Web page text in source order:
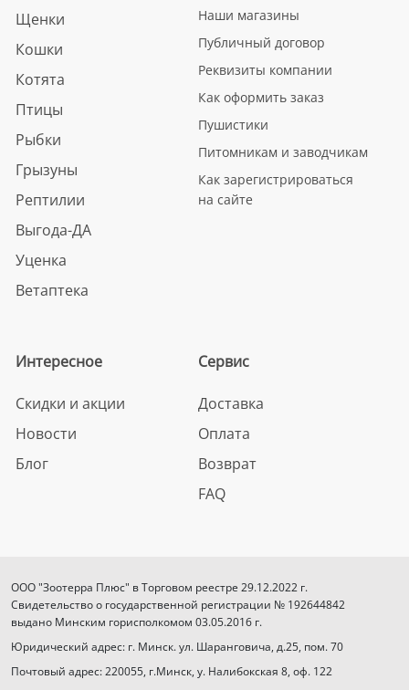
Щенки
Кошки
Котята
Птицы
Рыбки
Грызуны
Рептилии
Выгода-ДА
Уценка
Ветаптека
Наши магазины
Публичный договор
Реквизиты компании
Как оформить заказ
Пушистики
Питомникам и заводчикам
Как зарегистрироваться
на сайте
Интересное
Скидки и акции
Новости
Блог
Сервис
Доставка
Оплата
Возврат
FAQ
ООО "Зоотерра Плюс" в Торговом реестре 29.12.2022 г.
Свидетельство о государственной регистрации № 192644842
выдано Минским горисполкомом 03.05.2016 г.
Юридический адрес: г. Минск. ул. Шаранговича, д.25, пом. 70
Почтовый адрес: 220055, г.Минск, у. Налибокская 8, оф. 122